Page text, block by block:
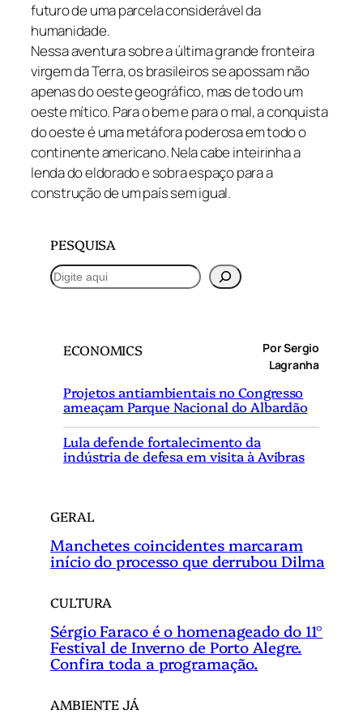
futuro de uma parcela considerável da
humanidade.
Nessa aventura sobre a última grande fronteira
virgem da Terra, os brasileiros se apossam não
apenas do oeste geográfico, mas de todo um
oeste mítico. Para o bem e para o mal, a conquista
do oeste é uma metáfora poderosa em todo o
continente americano. Nela cabe inteirinha a
lenda do eldorado e sobra espaço para a
construção de um país sem igual.
PESQUISA
P
e
ECONOMICS
Por Sergio
Lagranha
Projetos antiambientais no Congresso
ameaçam Parque Nacional do Albardão
Lula defende fortalecimento da
indústria de defesa em visita à Avibras
GERAL
Manchetes coincidentes marcaram
início do processo que derrubou Dilma
CULTURA
Sérgio Faraco é o homenageado do 11°
Festival de Inverno de Porto Alegre.
Confira toda a programação.
AMBIENTE JÁ